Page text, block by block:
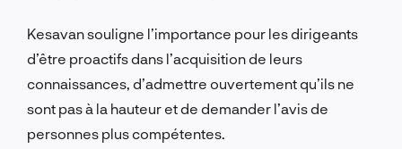
Kesavan souligne l’importance pour les dirigeants
d’être proactifs dans l’acquisition de leurs
connaissances, d’admettre ouvertement qu’ils ne
sont pas à la hauteur et de demander l’avis de
personnes plus compétentes.